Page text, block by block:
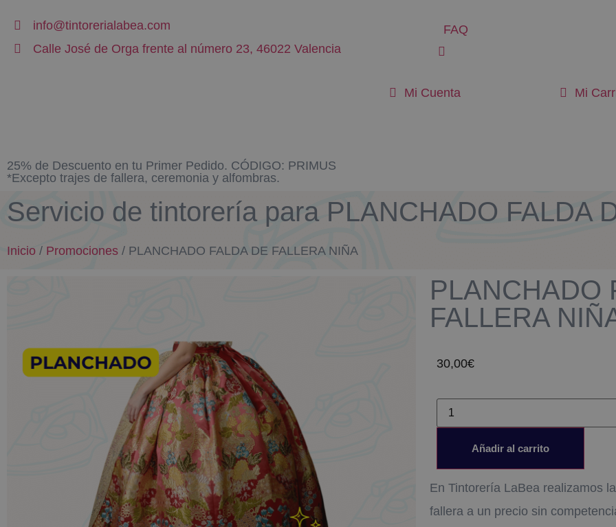
info@tintorerialabea.com
Calle José de Orga frente al número 23, 46022 Valencia
FAQ
Mi Cuenta Mi
25% de Descuento en tu Primer Pedido. CÓDIGO: PRIMUS
*Excepto trajes de fallera, ceremonia y alfombras.
Servicio de tintorería para PLANCHADO FALDA
Inicio / Promociones / PLANCHADO FALDA DE FALLERA NIÑA
PLANCHADO
FALLERA
30,00€
Añadir al carrito
En Tintorería LaBea realizamos
fallera a un precio sin